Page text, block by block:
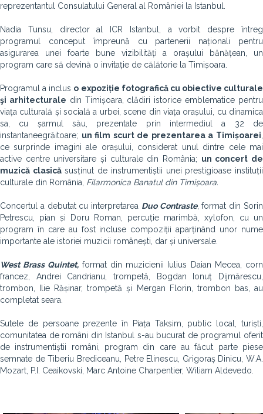
reprezentantul Consulatului General al României la Istanbul.
Nadia Tunsu, director al ICR Istanbul, a vorbit despre întreg
programul conceput împreună cu partenerii naționali pentru
asigurarea unei foarte bune vizibilități a orașului bănățean, un
program care să devină o invitație de călătorie la Timișoara.
Programul a inclus o expoziție fotografică cu obiective culturale
şi arhitecturale din Timișoara, clădiri istorice emblematice pentru
viața culturală și socială a urbei, scene din viața orașului, cu dinamica
sa, cu șarmul său, prezentate prin intermediul a 32 de
instantaneegrăitoare; un film scurt de prezentarea a Timișoarei
ce surprinde imagini ale orașului, considerat unul dintre cele mai
active centre universitare și culturale din România; un concert de
muzică clasicăsusținut de instrumentiștii unei prestigioase instituții
culturale din România, Filarmonica Banatul din Timișoara.
Concertul a debutat cu interpretarea Duo Contraste, format din Sorin
Petrescu, pian și Doru Roman, percuție marimbă, xylofon, cu un
program în care au fost incluse compoziții aparținând unor nume
importante ale istoriei muzicii românești, dar și universale.
West Brass Quintet, format din muzicienii Iulius Daian Mecea, corn
francez, Andrei Candrianu, trompetă, Bogdan Ionuț Dijmărescu,
trombon, Ilie Rășinar, trompetă și Mergan Florin, trombon bas, au
completat seara.
Sutele de persoane prezente în Piața Taksim, public local, turiști,
comunitatea de români din Istanbul s-au bucurat de programul oferit
de instrumentiștii români, program din care au făcut parte piese
semnate de Tiberiu Brediceanu, Petre Elinescu, Grigoraș Dinicu, W.A.
Mozart, P.I. Ceaikovski, Marc Antoine Charpentier, Wiliam Aldevedo.